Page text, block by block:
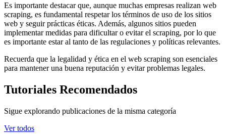
Es importante destacar que, aunque muchas empresas realizan web
scraping, es fundamental respetar los términos de uso de los sitios
web y seguir prácticas éticas. Además, algunos sitios pueden
implementar medidas para dificultar o evitar el scraping, por lo que
es importante estar al tanto de las regulaciones y políticas relevantes.
Recuerda que la legalidad y ética en el web scraping son esenciales
para mantener una buena reputación y evitar problemas legales.
Tutoriales Recomendados
Sigue explorando publicaciones de la misma categoría
Ver todos